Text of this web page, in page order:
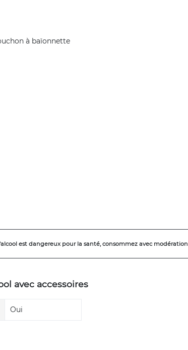
à baïonnette
est dangereux pour la santé, consommez avec modération
avec accessoires
Oui